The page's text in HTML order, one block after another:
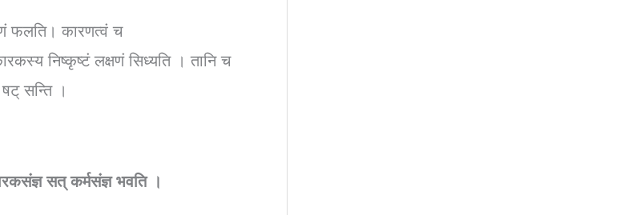
फलति। कारणत्वं च
निष्कृष्टं लक्षणं सिध्यति । तानि च
सन्ति ।
सत् कर्मसंज्ञ भवति ।